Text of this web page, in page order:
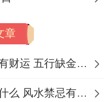
避北方煞位。
但开业吉日指数同
章
五行缺金的人是不是没有财运 五行缺金的人命运好不好
五行缺火的人需要注意什么 风水禁忌有哪些